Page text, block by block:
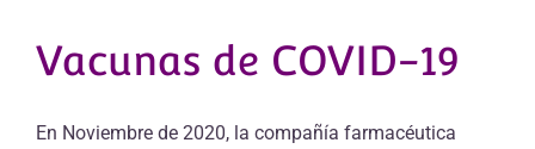
Vacunas de COVID-19
En Noviembre de 2020, la compañía farmacéutica